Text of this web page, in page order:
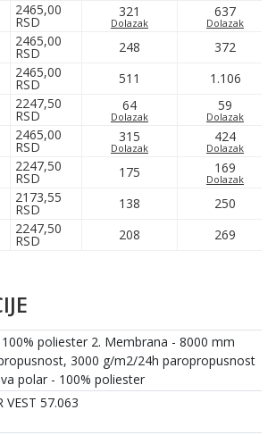
2465,00
RSD
321
Dolazak
637
Dolazak
2465,00
RSD 248
372
2465,00
RSD 511
1.106
2247,50
RSD
64
Dolazak
59
Dolazak
2465,00
RSD
315
Dolazak
424
Dolazak
2247,50
RSD 175 169
Dolazak
2173,55
RSD 138
250
2247,50
RSD 208 269
100% poliester 2. Membrana - 8000 mm
3000 g/m2/24h paropropusnost
polar - 100% poliester
VEST 57.063